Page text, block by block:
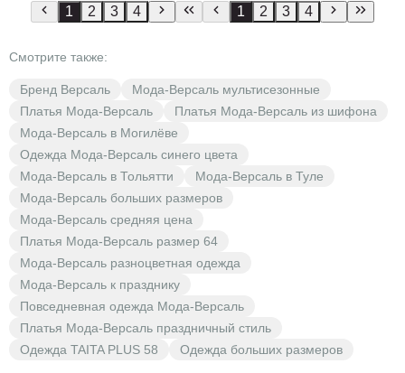
1 2 3 4 1 2 3 4
Смотрите также:
Бренд Версаль
Мода-Версаль мультисезонные
Платья Мода-Версаль
Платья Мода-Версаль из шифона
Мода-Версаль в Могилёве
Одежда Мода-Версаль синего цвета
Мода-Версаль в Тольятти
Мода-Версаль в Туле
Мода-Версаль больших размеров
Мода-Версаль средняя цена
Платья Мода-Версаль размер 64
Мода-Версаль разноцветная одежда
Мода-Версаль к празднику
Повседневная одежда Мода-Версаль
Платья Мода-Версаль праздничный стиль
Одежда TAITA PLUS 58
Одежда больших размеров